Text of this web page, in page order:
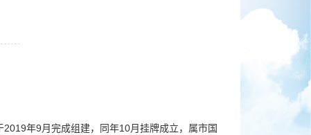
年9月完成组建，同年10月挂牌成立，属市国